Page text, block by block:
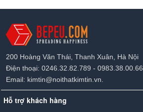
200 Hoàng Văn Thái, Thanh Xuân, Hà Nội
Điện thoại: 0246.32.82.789 - 0983.38.00.66.
Email: kimtin@noithatkimtin.vn.
Hỗ trợ khách hàng